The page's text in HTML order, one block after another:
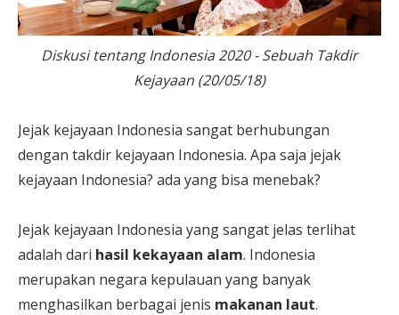
Diskusi tentang Indonesia 2020 - Sebuah Takdir
Kejayaan (20/05/18)
Jejak kejayaan Indonesia sangat berhubungan
dengan takdir kejayaan Indonesia. Apa saja jejak
kejayaan Indonesia? ada yang bisa menebak?
Jejak kejayaan Indonesia yang sangat jelas terlihat
adalah dari hasil kekayaan alam. Indonesia
merupakan negara kepulauan yang banyak
menghasilkan berbagai jenis makanan laut.